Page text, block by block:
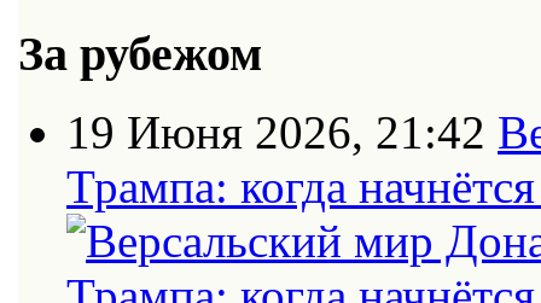
За рубежом
19 Июня 2026, 21:42
Трампа: когда